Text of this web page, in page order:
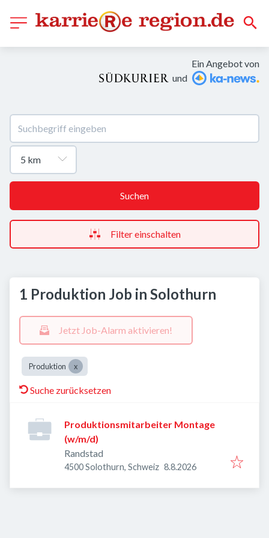
Ein Angebot von
und
Suchen
Filter einschalten
1 Produktion Job in Solothurn
Jetzt Job-Alarm aktivieren!
Produktion
Suche zurücksetzen
Produktionsmitarbeiter Montage
(w/m/d)
Randstad
4500 Solothurn, Schweiz Veröffentlicht
8.8.2026